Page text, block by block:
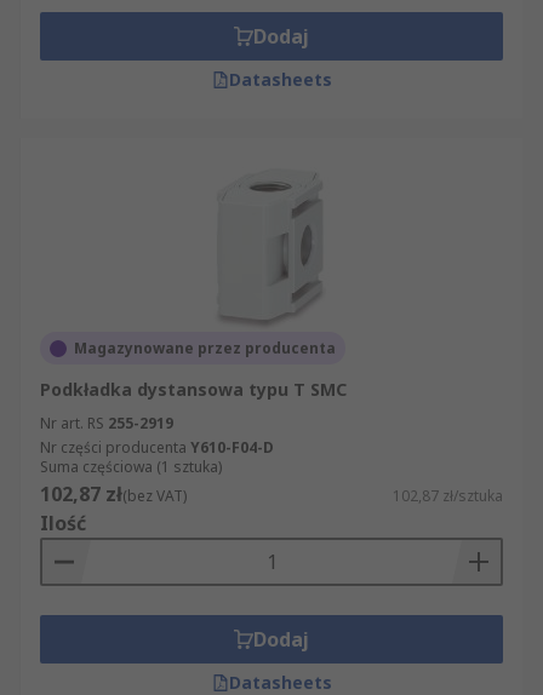
Dodaj
Datasheets
Magazynowane przez producenta
Podkładka dystansowa typu T SMC
Nr art. RS 255-2919
Nr części producenta Y610-F04-D
Suma częściowa (1 sztuka)
102,87 zł(bez VAT) 102,87 zł/sztuka
Ilość
Dodaj
Datasheets